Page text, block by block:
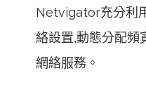
Netvigator充分利
絡設置,動態分配頻
網絡服務。